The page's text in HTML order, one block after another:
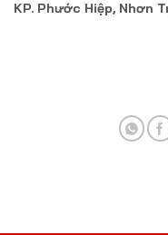
KP. Phước Hiệp, Nhơn